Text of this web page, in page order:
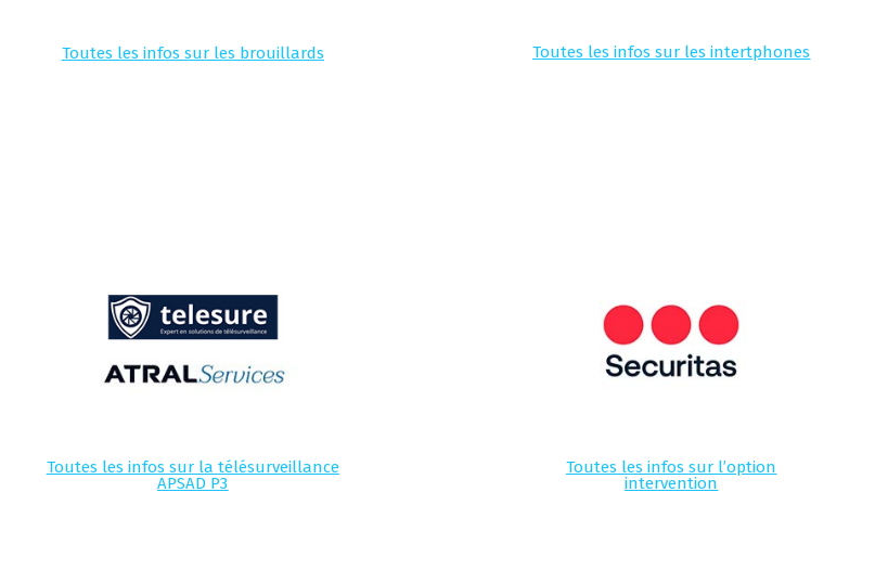
Toutes les infos sur les brouillards Toutes les infos sur les intertphones
Toutes les infos sur la télésurveillance
APSAD P3
Toutes les infos sur l’option
intervention